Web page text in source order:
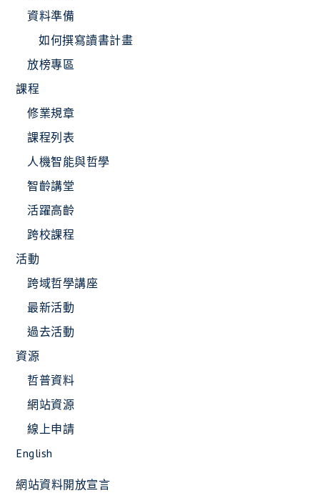
資料準備
如何撰寫讀書計畫
放榜專區
課程
修業規章
課程列表
人機智能與哲學
智齡講堂
活躍高齡
跨校課程
活動
跨域哲學講座
最新活動
過去活動
資源
哲普資料
網站資源
線上申請
English
網站資料開放宣言